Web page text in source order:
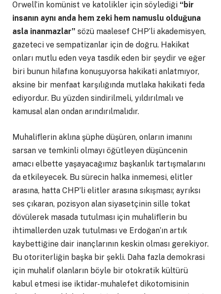
Orwell’in komünist ve katolikler için söylediği “bir
insanın aynı anda hem zeki hem namuslu olduğuna
asla inanmazlar” sözü maalesef CHP’li akademisyen,
gazeteci ve sempatizanlar için de doğru. Hakikat
onları mutlu eden veya tasdik eden bir şeydir ve eğer
biri bunun hilafına konuşuyorsa hakikati anlatmıyor,
aksine bir menfaat karşılığında mutlaka hakikati feda
ediyordur. Bu yüzden sindirilmeli, yıldırılmalı ve
kamusal alan ondan arındırılmalıdır.
Muhaliflerin aklına şüphe düşüren, onların imanını
sarsan ve temkinli olmayı öğütleyen düşüncenin
amacı elbette yaşayacağımız başkanlık tartışmalarını
da etkileyecek. Bu sürecin halka inmemesi, elitler
arasına, hatta CHP’li elitler arasına sıkışması; ayrıksı
ses çıkaran, pozisyon alan siyasetçinin sille tokat
dövülerek masada tutulması için muhaliflerin bu
ihtimallerden uzak tutulması ve Erdoğan’ın artık
kaybettiğine dair inançlarının keskin olması gerekiyor.
Bu otoriterliğin başka bir şekli. Daha fazla demokrasi
için muhalif olanların böyle bir otokratik kültürü
kabul etmesi ise iktidar-muhalefet dikotomisinin